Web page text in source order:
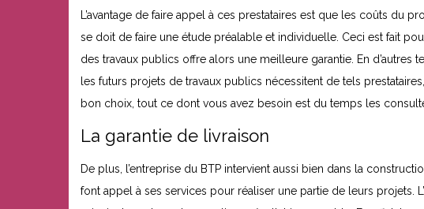
L’avantage de faire appel à ces prestataires est que les coûts du
se doit de faire une étude préalable et individuelle. Ceci est fait
des travaux publics offre alors une meilleure garantie. En
les futurs projets de travaux publics nécessitent de tels
bon choix, tout ce dont vous avez besoin est du temps les
La garantie de livraison
De plus, l’entreprise du BTP intervient aussi bien dans la
font appel à ses services pour réaliser une partie de leurs projets.